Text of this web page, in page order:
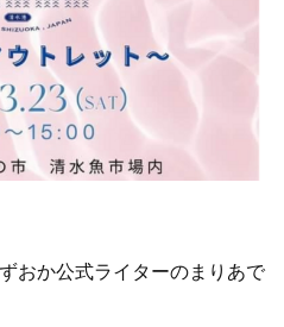
おか公式ライターのまりあで